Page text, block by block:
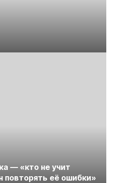
— «кто не учит
повторять её ошибки»